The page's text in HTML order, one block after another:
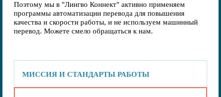
Поэтому мы в "Лингво Коннект" активно применяем
программы автоматизации перевода для повышения
качества и скорости работы, и не используем машинный
перевод. Можете смело обращаться к нам.
МИССИЯ И СТАНДАРТЫ РАБОТЫ